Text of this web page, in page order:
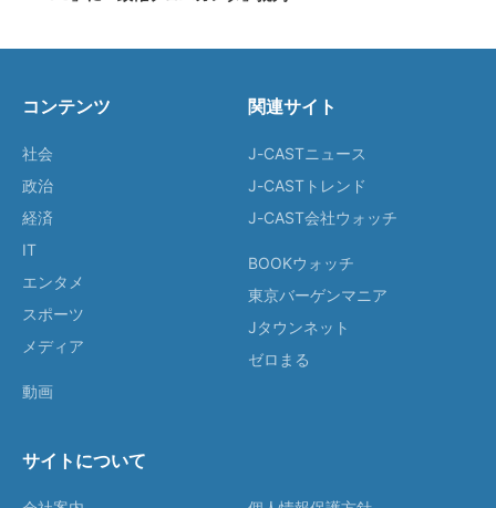
コンテンツ
社会
政治
経済
IT
エンタメ
スポーツ
メディア
動画
関連サイト
J-CASTニュース
J-CASTトレンド
J-CAST会社ウォッチ
BOOKウォッチ
東京バーゲンマニア
Jタウンネット
ゼロまる
サイトについて